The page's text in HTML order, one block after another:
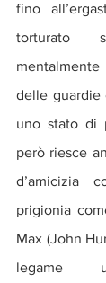
fino
torturato
delle guardie
uno stato di
però riesce
d’amicizia
prigionia
Max (John
legame